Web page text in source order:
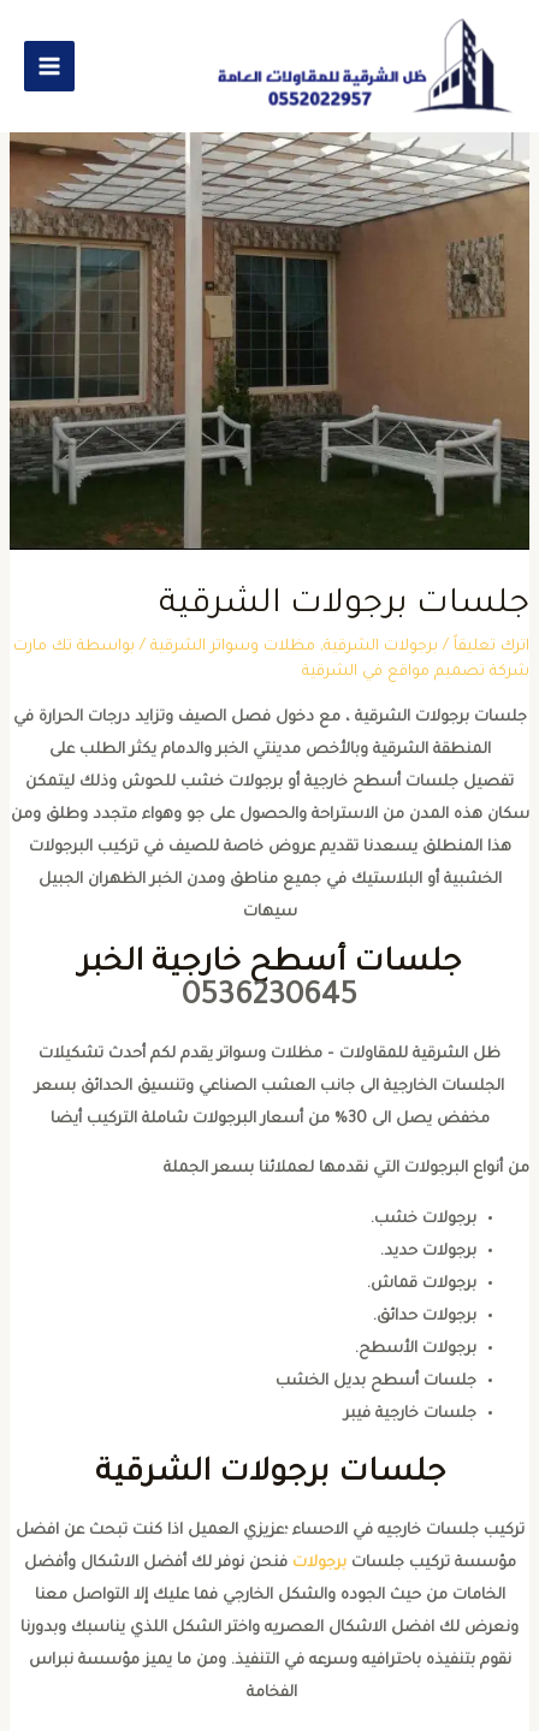
برجولات الشرقية
تعليقاً / برجولات الشرقية,مظلات وسواتر الشرقية/ بواسطة تك مارت
تصميم مواقع في الشرقية
برجولات الشرقية ، مع دخول فصل الصيف وتزايد درجات الحرارة في
المنطقة الشرقية وبالأخص مدينتي الخبر والدمام يكثر الطلب على
تفصيل جلسات أسطح خارجية أو برجولات خشب للحوش وذلك ليتمكن
هذه المدن من الاستراحة والحصول على جو وهواء متجدد وطلق ومن
هذا المنطلق يسعدنا تقديم عروض خاصة للصيف في تركيب البرجولات
الخشبية أو البلاستيك في جميع مناطق ومدن الخبر الظهران الجبيل
سيهات
جلسات أسطح خارجية الخبر
0536230645
ظل الشرقية للمقاولات – مظلات وسواتر يقدم لكم أحدث تشكيلات
الجلسات الخارجية الى جانب العشب الصناعي وتنسيق الحدائق بسعر
مخفض يصل الى 30% من أسعار البرجولات شاملة التركيب أيضا
أنواع البرجولات التي نقدمها لعملائنا بسعر الجملة
برجولات خشب.
برجولات حديد.
برجولات قماش.
برجولات حدائق.
برجولات الأسطح.
جلسات أسطح بديل الخشب
جلسات خارجية فيبر
جلسات برجولات الشرقية
تركيب جلسات خارجيه في الاحساء ؛عزيزي العميل اذا كنت تبحث عن افضل
مؤسسة تركيب جلساتبرجولاتفنحن نوفر لك أفضل الاشكال وأفضل
الخامات من حيث الجوده والشكل الخارجي فما عليك إلا التواصل معنا
ونعرض لك افضل الاشكال العصريه واختر الشكل اللذي يناسبك وبدورنا
نقوم بتنفيذه باحترافيه وسرعه في التنفيذ. ومن ما يميز مؤسسة نبراس
الفخامة